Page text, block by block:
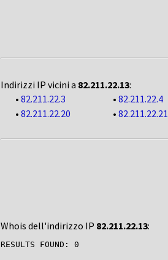
Indirizzi IP vicini a 82.211.22.13:
• 82.211.22.3 • 82.211.22.4
• 82.211.22.20 • 82.211.22.21
Whois dell'indirizzo IP 82.211.22.13: